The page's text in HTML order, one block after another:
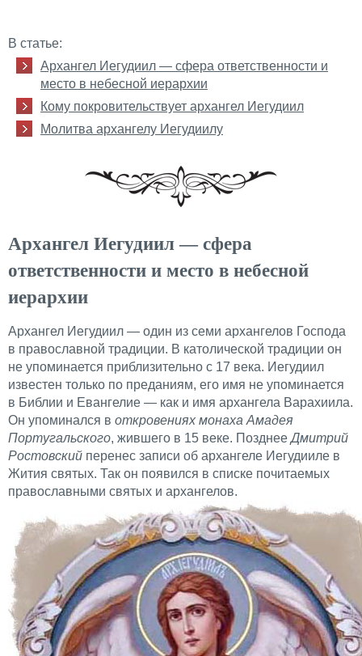
В статье:
Архангел Иегудиил — сфера ответственности и
место в небесной иерархии
Кому покровительствует архангел Иегудиил
Молитва архангелу Иегудиилу
Архангел Иегудиил — сфера
ответственности и место в небесной
иерархии
Архангел Иегудиил — один из семи архангелов Господа
в православной традиции. В католической традиции он
не упоминается приблизительно с 17 века. Иегудиил
известен только по преданиям, его имя не упоминается
в Библии и Евангелие — как и имя архангела Варахиила.
Он упоминался в откровениях монаха Амадея
Португальского, жившего в 15 веке. ПозднееДмитрий
Ростовский перенес записи об архангеле Иегудииле в
Жития святых. Так он появился в списке почитаемых
православными святых и архангелов.